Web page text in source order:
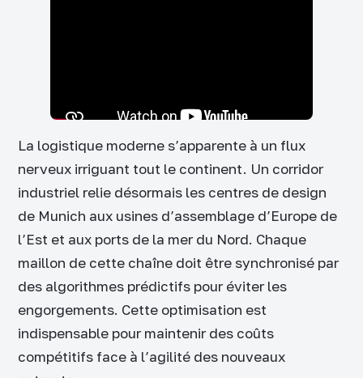
La logistique moderne s’apparente à un flux
nerveux irriguant tout le continent. Un corridor
industriel relie désormais les centres de design
de Munich aux usines d’assemblage d’Europe de
l’Est et aux ports de la mer du Nord. Chaque
maillon de cette chaîne doit être synchronisé par
des algorithmes prédictifs pour éviter les
engorgements. Cette optimisation est
indispensable pour maintenir des coûts
compétitifs face à l’agilité des nouveaux